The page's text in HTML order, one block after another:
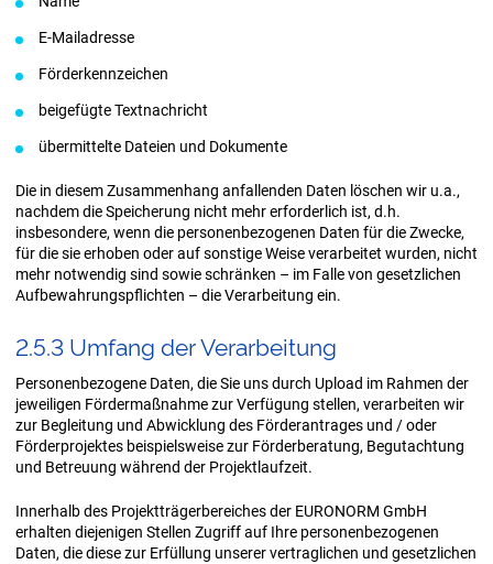
E-Mailadresse
Förderkennzeichen
beigefügte Textnachricht
übermittelte Dateien und Dokumente
Die in diesem Zusammenhang anfallenden Daten löschen wir u.a.,
nachdem die Speicherung nicht mehr erforderlich ist, d.h.
insbesondere, wenn die personenbezogenen Daten für die Zwecke,
für die sie erhoben oder auf sonstige Weise verarbeitet wurden, nicht
mehr notwendig sind sowie schränken – im Falle von gesetzlichen
Aufbewahrungspflichten – die Verarbeitung ein.
2.5.3 Um­fang der Ver­ar­bei­tung
Personenbezogene Daten, die Sie uns durch Upload im Rahmen der
jeweiligen Fördermaßnahme zur Verfügung stellen, verarbeiten wir
zur Begleitung und Abwicklung des Förderantrages und / oder
Förderprojektes beispielsweise zur Förderberatung, Begutachtung
und Betreuung während der Projektlaufzeit.
Innerhalb des Projektträgerbereiches der EURONORM GmbH
erhalten diejenigen Stellen Zugriff auf Ihre personenbezogenen
Daten, die diese zur Erfüllung unserer vertraglichen und gesetzlichen